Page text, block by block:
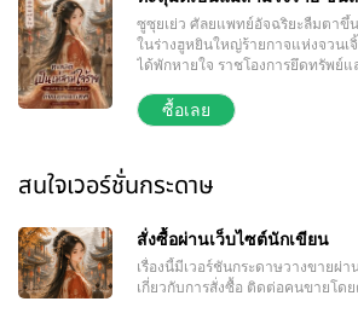
ก่อนถูกเนรเทศ เล่น 1
ซูซุยเย่ว ศัลยแพทย์อัจฉริยะลืมตาขึ้
ในร่างฮูหยินใหญ่ร้ายกาจแห่งจวนเ
ได้พักหายใจ ราชโองการยึดทรัพย์แ
ซื้อเลย
สนใจเวอร์ชั่นกระดาษ
สั่งซื้อผ่านเว็บไซต์นักเขียน
เรื่องนี้มีเวอร์ชันกระดาษวางขายผ่า
เกี่ยวกับการสั่งซื้อ ติดต่อคนขายโดย